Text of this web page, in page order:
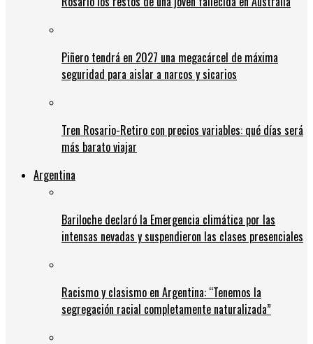
Piñero tendrá en 2027 una megacárcel de máxima
seguridad para aislar a narcos y sicarios
Tren Rosario-Retiro con precios variables: qué días será
más barato viajar
Argentina
Bariloche declaró la Emergencia climática por las
intensas nevadas y suspendieron las clases presenciales
Racismo y clasismo en Argentina: “Tenemos la
segregación racial completamente naturalizada”